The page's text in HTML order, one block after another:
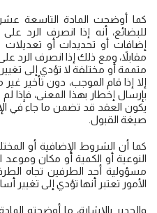
كما أوضحت المادة التاسعة
للبضائع، أنه إذا انصرف الرد
إضافات أو تحديدات أو تعديلات
مقابلاً، ومع ذلك إذا انصرف الرد
متممة أو مختلفة لا تؤدي إلى
إلا إذا قام الموجب، دون تأخير
بإرسال إخطار بهذا المعنى، فإذا
يكون العقد قد تضمن ما جاء في
صيغة القبول.
كما أن الشروط الإضافية أو
النوعية أو الكمية أو مكان وموعد
مسؤولية أحد الطرفين تجاه
الأمور تعتبر أنها تؤدي إلى تغيير
والجدير بالإشارة، ما أوضحته